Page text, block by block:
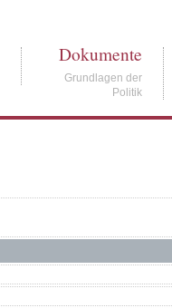
Dokumente
Grundlagen der
Politik